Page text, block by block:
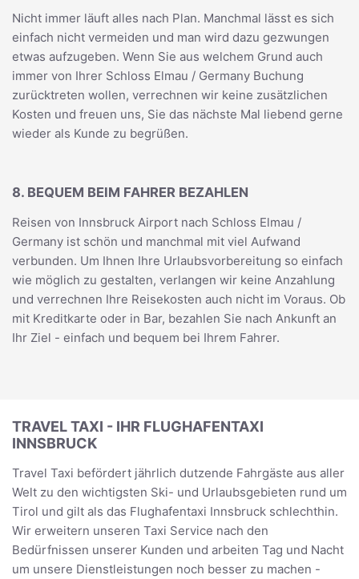
Nicht immer läuft alles nach Plan. Manchmal lässt es sich
einfach nicht vermeiden und man wird dazu gezwungen
etwas aufzugeben. Wenn Sie aus welchem Grund auch
immer von Ihrer Schloss Elmau / Germany Buchung
zurücktreten wollen, verrechnen wir keine zusätzlichen
Kosten und freuen uns, Sie das nächste Mal liebend gerne
wieder als Kunde zu begrüßen.
8. BEQUEM BEIM FAHRER BEZAHLEN
Reisen von Innsbruck Airport nach Schloss Elmau /
Germany ist schön und manchmal mit viel Aufwand
verbunden. Um Ihnen Ihre Urlaubsvorbereitung so einfach
wie möglich zu gestalten, verlangen wir keine Anzahlung
und verrechnen Ihre Reisekosten auch nicht im Voraus. Ob
mit Kreditkarte oder in Bar, bezahlen Sie nach Ankunft an
Ihr Ziel - einfach und bequem bei Ihrem Fahrer.
TRAVEL TAXI - IHR FLUGHAFENTAXI
INNSBRUCK
Travel Taxi befördert jährlich dutzende Fahrgäste aus aller
Welt zu den wichtigsten Ski- und Urlaubsgebieten rund um
Tirol und gilt als das Flughafentaxi Innsbruck schlechthin.
Wir erweitern unseren Taxi Service nach den
Bedürfnissen unserer Kunden und arbeiten Tag und Nacht
um unsere Dienstleistungen noch besser zu machen -